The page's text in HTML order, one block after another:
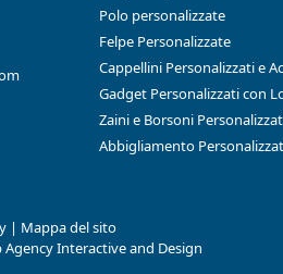
Polo personalizzate
Felpe Personalizzate
Cappellini Personalizzati e
Gadget Personalizzati con
Zaini e Borsoni
Abbigliamento
| Mappa del sito
Agency Interactive and Design